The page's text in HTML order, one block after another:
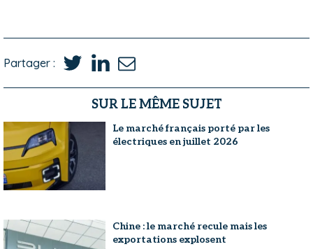
Partager :
SUR LE MÊME SUJET
Le marché français porté par les
électriques en juillet 2026
Chine : le marché recule mais les
exportations explosent